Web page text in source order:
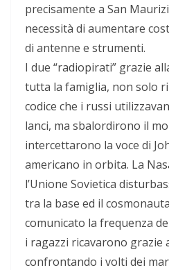
precisamente a San
necessità di aumentare
di antenne e strumenti.
I due “radiopirati” grazie
tutta la famiglia, non solo
codice che i russi
lanci, ma sbalordirono il
intercettarono la voce di
americano in orbita. La
l’Unione Sovietica
tra la base ed il
comunicato la frequenza
i ragazzi ricavarono grazie
confrontando i volti dei